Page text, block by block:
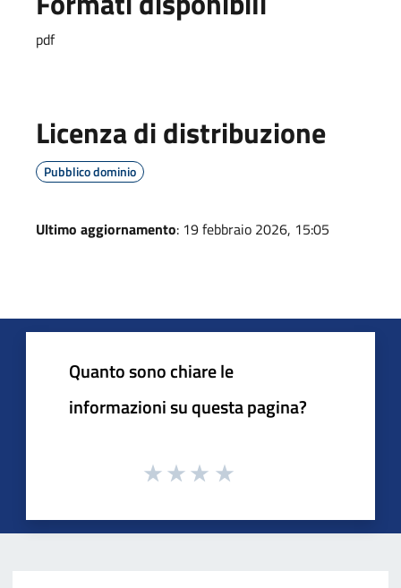
pdf
Licenza di distribuzione
Pubblico dominio
Ultimo aggiornamento: 19 febbraio 2026, 15:05
Quanto sono chiare le
informazioni su questa pagina?